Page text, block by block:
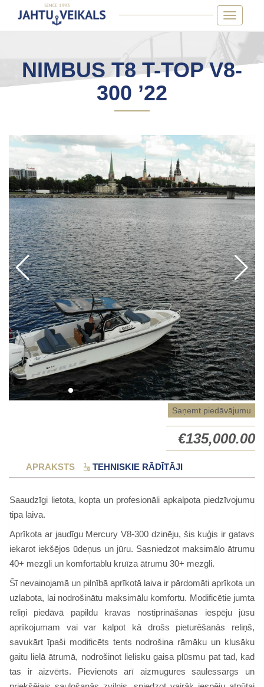
Toggle
NIMBUS T8 T-TOP V8-
300 ’22
Saņemt piedāvājumu
€135,000.00
APRAKSTS TEHNISKIE RĀDĪTĀJI
Saaudzīgi lietota, kopta un profesionāli apkalpota piedzīvojumu
tipa laiva.
Aprīkota ar jaudīgu Mercury V8-300 dzinēju, šis kuģis ir gatavs
iekarot iekšējos ūdeņus un jūru. Sasniedzot maksimālo ātrumu
40+ mezgli un komfortablu kruīza ātrumu 30+ mezgli.
Šī nevainojamā un pilnībā aprīkotā laiva ir pārdomāti aprīkota un
uzlabota, lai nodrošinātu maksimālu komfortu. Modificētie jumta
reliņi piedāvā papildu kravas nostiprināšanas iespēju jūsu
aprīkojumam vai var kalpot kā drošs pieturēšanās reliņš,
savukārt īpaši modificēts tents nodrošina rāmāku un klusāku
gaitu lielā ātrumā, nodrošinot lielisku gaisa plūsmu pat tad, kad
tas ir aizvērts. Pievienots arī aizmugures saulessargs un